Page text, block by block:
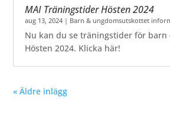
MAI Träningstider Hösten 2024
aug 13, 2024 | Barn & ungdomsutskottet
Nu kan du se träningstider för barn
Hösten 2024. Klicka här!
« Äldre inlägg